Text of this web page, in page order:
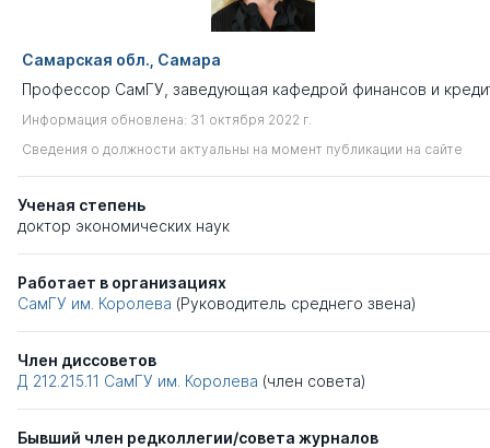
Самарская обл., Самара
Профессор СамГУ, заведующая кафедрой финансов и
Информация обновлена: 31 октября 2022 г.
Сведения о должности актуальны на момент публикации на сайте
Ученая степень
доктор экономических наук
Работает в организациях
СамГУ им. Королева (Руководитель среднего звена)
Член диссоветов
Д 212.215.11 СамГУ им. Королева (член совета)
Бывший член редколлегии/совета журналов